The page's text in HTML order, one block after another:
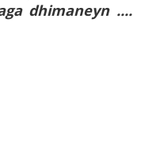
dhimaneyn ....